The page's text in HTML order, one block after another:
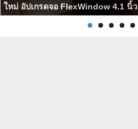
ใหม่ อัปเกรดจอ FlexWindow 4.1 นิ้ว